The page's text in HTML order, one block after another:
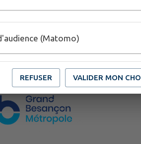
(Matomo)
REFUSER VALIDER MON